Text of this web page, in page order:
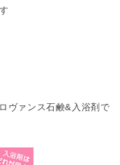
ヴァンス石鹸&入浴剤で